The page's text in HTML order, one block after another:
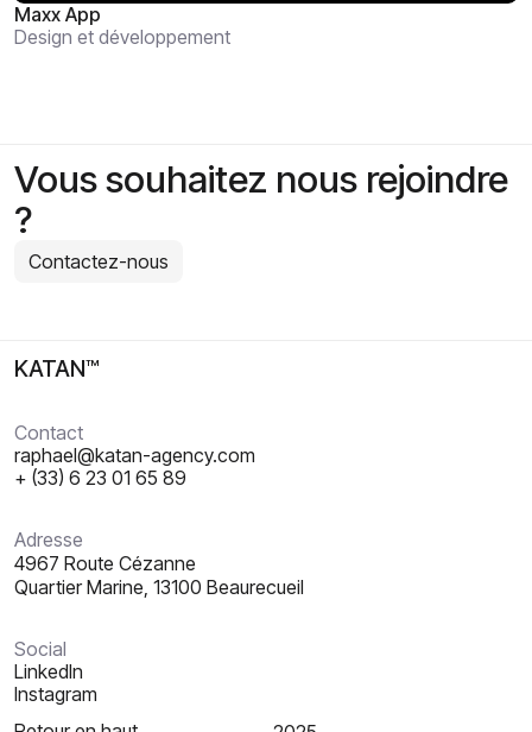
Maxx App
Design et développement
Vous souhaitez nous rejoindre
?
Contactez-nous
KATAN™
Contact
raphael@katan-agency.com
+ (33) 6 23 01 65 89
Adresse
4967 Route Cézanne
Quartier Marine, 13100 Beaurecueil
Social
Linkedln
Instagram